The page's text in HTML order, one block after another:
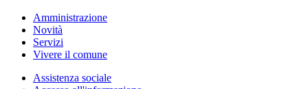
Amministrazione
Novità
Servizi
Vivere il comune
Assistenza sociale